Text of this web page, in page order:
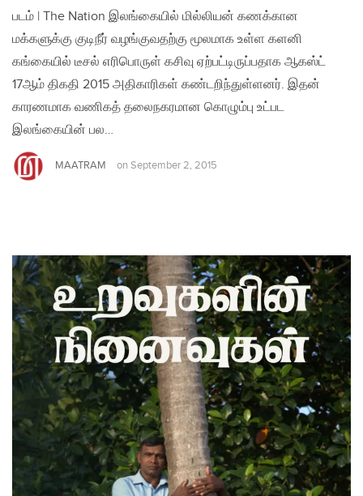
படம் | The Nation இலங்கையில் மில்லியன் கணக்கான
மக்களுக்கு குடிநீர் வழங்குவதற்கு மூலமாக உள்ள களனி
கங்கையில் டீசல் எரிபொருள் கசிவு ஏற்பட்டிருப்பதாக ஆகஸ்ட்
17ஆம் திகதி 2015 அதிகாரிகள் கண்டறிந்துள்ளனர். இதன்
காரணமாக வணிகத் தலைநகரமான கொழும்பு உட்பட
இலங்கையின் பல…
MAATRAM on September 2, 2015